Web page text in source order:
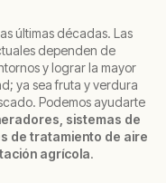
últimas décadas. Las
dependen de
y lograr la mayor
ya sea fruta y verdura
Podemos ayudarte
sistemas de
de tratamiento de aire
agrícola.